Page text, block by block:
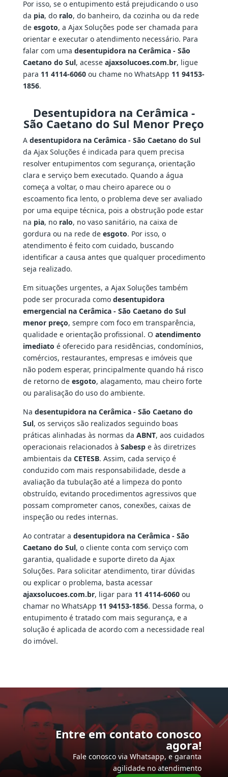
Por isso, se o entupimento está prejudicando o uso
da pia, do ralo, do banheiro, da cozinha ou da rede
de esgoto, a Ajax Soluções pode ser chamada para
orientar e executar o atendimento necessário. Para
falar com uma desentupidora na Cerâmica - São
Caetano do Sul, acesse ajaxsolucoes.com.br, ligue
para 11 4114-6060ou chame no WhatsApp 11 94153-
1856.
Desentupidora na Cerâmica -
São Caetano do Sul Menor Preço
A desentupidora na Cerâmica - São Caetano do Sul
da Ajax Soluções é indicada para quem precisa
resolver entupimentos com segurança, orientação
clara e serviço bem executado. Quando a água
começa a voltar, o mau cheiro aparece ou o
escoamento fica lento, o problema deve ser avaliado
por uma equipe técnica, pois a obstrução pode estar
na pia, no ralo, no vaso sanitário, na caixa de
gordura ou na rede de esgoto. Por isso, o
atendimento é feito com cuidado, buscando
identificar a causa antes que qualquer procedimento
seja realizado.
Em situações urgentes, a Ajax Soluções também
pode ser procurada como desentupidora
emergencial na Cerâmica - São Caetano do Sul
menor preço, sempre com foco em transparência,
qualidade e orientação profissional. O atendimento
imediato é oferecido para residências, condomínios,
comércios, restaurantes, empresas e imóveis que
não podem esperar, principalmente quando há risco
de retorno de esgoto, alagamento, mau cheiro forte
ou paralisação do uso do ambiente.
Na desentupidora na Cerâmica - São Caetano do
Sul, os serviços são realizados seguindo boas
práticas alinhadas às normas da ABNT, aos cuidados
operacionais relacionados à Sabespe às diretrizes
ambientais da CETESB. Assim, cada serviço é
conduzido com mais responsabilidade, desde a
avaliação da tubulação até a limpeza do ponto
obstruído, evitando procedimentos agressivos que
possam comprometer canos, conexões, caixas de
inspeção ou redes internas.
Ao contratar a desentupidora na Cerâmica - São
Caetano do Sul, o cliente conta com serviço com
garantia, qualidade e suporte direto da Ajax
Soluções. Para solicitar atendimento, tirar dúvidas
ou explicar o problema, basta acessar
ajaxsolucoes.com.br, ligar para 11 4114-6060ou
chamar no WhatsApp 11 94153-1856. Dessa forma, o
entupimento é tratado com mais segurança, e a
solução é aplicada de acordo com a necessidade real
do imóvel.
Entre em contato conosco
agora!
Fale conosco via Whatsapp, e garanta
agilidade no atendimento